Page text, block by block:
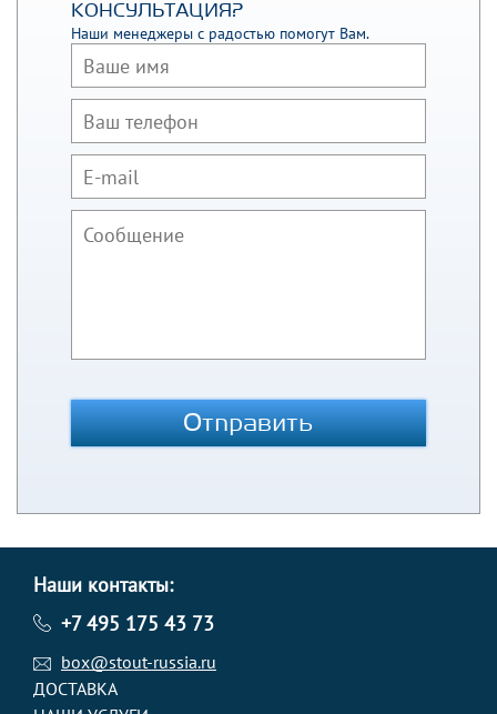
КОНСУЛЬТАЦИЯ?
Наши менеджеры с радостью помогут Вам.
Отправить
Наши контакты:
+7 495 175 43 73
box@stout-russia.ru
ДОСТАВКА